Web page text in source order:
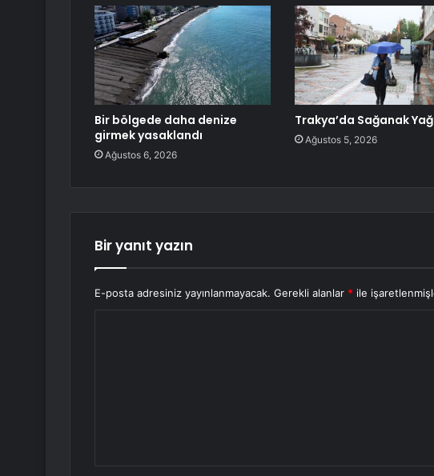
Bir bölgede daha denize
girmek yasaklandı
Ağustos 6, 2026
Trakya’da Sağanak
Ağustos 5, 2026
Bir yanıt yazın
E-posta adresiniz yayınlanmayacak. Gerekli alanlar * ile